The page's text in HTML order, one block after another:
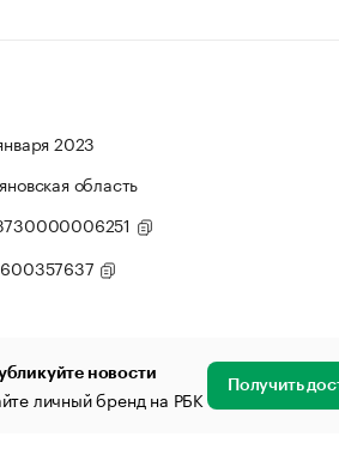
2023
область
новости
личный бренд на РБК Получить